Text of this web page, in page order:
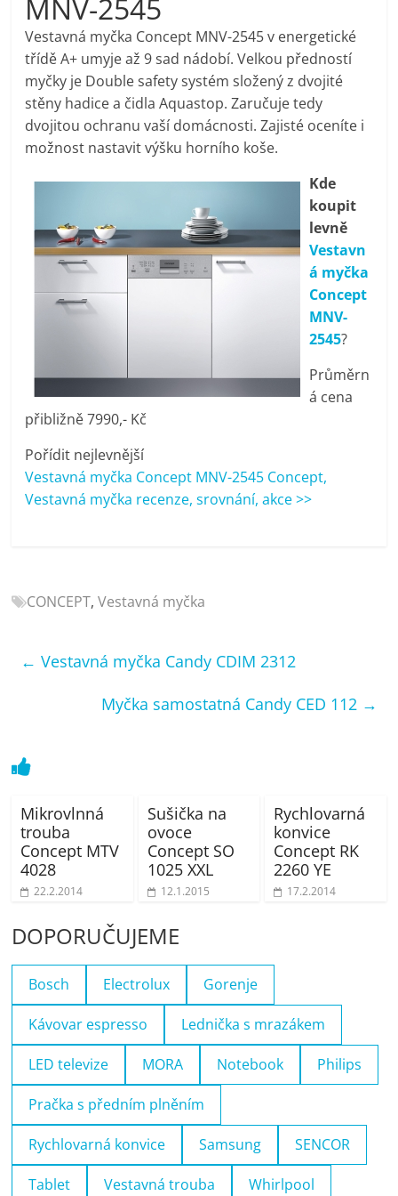
pračky,
televize,
notebooky,
mobilní
telefony,
kávovary,
bazény
porovnání
Elektro
OK,
recenze,
pračky,
kávovary,
MNV-2545
Vestavná myčka Concept MNV-2545 v energetické
třídě A+ umyje až 9 sad nádobí. Velkou předností
myčky je Double safety systém složený z dvojité
stěny hadice a čidla Aquastop. Zaručuje tedy
dvojitou ochranu vaší domácnosti. Zajisté oceníte i
možnost nastavit výšku horního koše.
Kde
koupit
levně
Vestavn
á myčka
Concept
MNV-
2545?
Průměrn
á cena
přibližně 7990,- Kč
Pořídit nejlevnější
Vestavná myčka Concept MNV-2545 Concept,
Vestavná myčka recenze, srovnání, akce >>
CONCEPT,Vestavná myčka
← Vestavná myčka Candy CDIM 2312
Myčka samostatná Candy CED 112 →
Mikrovlnná
trouba
Concept MTV
4028
22.2.2014
Sušička na
ovoce
Concept SO
1025 XXL
12.1.2015
Rychlovarná
konvice
Concept RK
2260 YE
17.2.2014
DOPORUČUJEME
Bosch Electrolux Gorenje
Kávovar espresso Lednička s mrazákem
LED televize MORA Notebook Philips
Pračka s předním plněním
Rychlovarná konvice Samsung SENCOR
Tablet Vestavná trouba Whirlpool